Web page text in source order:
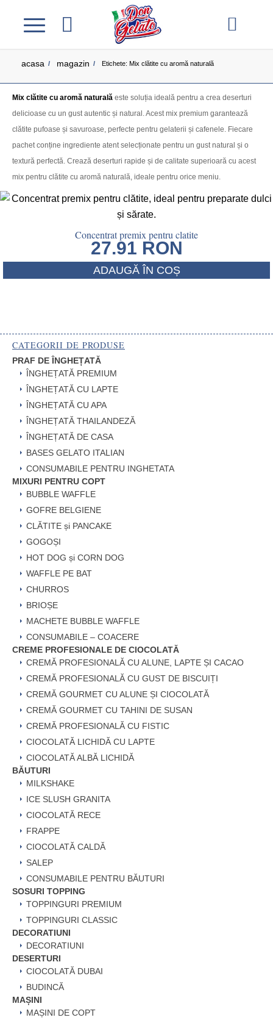
acasa / magazin / Etichete: Mix clătite cu aromă naturală
Mix clătite cu aromă naturală este soluția ideală pentru a crea deserturi
delicioase cu un gust autentic și natural. Acest mix premium garantează
clătite pufoase și savuroase, perfecte pentru gelaterii și cafenele. Fiecare
pachet conține ingrediente atent selecționate pentru un gust natural și o
textură perfectă. Crează deserturi rapide și de calitate superioară cu acest
mix pentru clătite cu aromă naturală, ideale pentru orice meniu.
Concentrat premix pentru clatite
27.91 RON
ADAUGĂ ÎN COȘ
CATEGORII DE PRODUSE
PRAF DE ÎNGHEȚATĂ
ÎNGHEȚATĂ PREMIUM
ÎNGHEȚATĂ CU LAPTE
ÎNGHEȚATĂ CU APA
ÎNGHEȚATĂ THAILANDEZĂ
ÎNGHEȚATĂ DE CASA
BASES GELATO ITALIAN
CONSUMABILE PENTRU INGHETATA
MIXURI PENTRU COPT
BUBBLE WAFFLE
GOFRE BELGIENE
CLĂTITE și PANCAKE
GOGOȘI
HOT DOG și CORN DOG
WAFFLE PE BAT
CHURROS
BRIOȘE
MACHETE BUBBLE WAFFLE
CONSUMABILE – COACERE
CREME PROFESIONALE DE CIOCOLATĂ
CREMĂ PROFESIONALĂ CU ALUNE, LAPTE ȘI CACAO
CREMĂ PROFESIONALĂ CU GUST DE BISCUIȚI
CREMĂ GOURMET CU ALUNE ȘI CIOCOLATĂ
CREMĂ GOURMET CU TAHINI DE SUSAN
CREMĂ PROFESIONALĂ CU FISTIC
CIOCOLATĂ LICHIDĂ CU LAPTE
CIOCOLATĂ ALBĂ LICHIDĂ
BĂUTURI
MILKSHAKE
ICE SLUSH GRANITA
CIOCOLATĂ RECE
FRAPPE
CIOCOLATĂ CALDĂ
SALEP
CONSUMABILE PENTRU BĂUTURI
SOSURI TOPPING
TOPPINGURI PREMIUM
TOPPINGURI CLASSIC
DECORATIUNI
DECORATIUNI
DESERTURI
CIOCOLATĂ DUBAI
BUDINCĂ
MAȘINI
MAȘINI DE COPT